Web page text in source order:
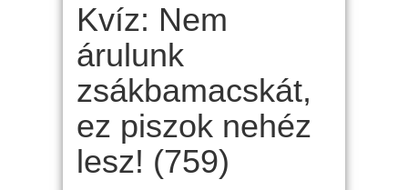
Kvíz: Nem
árulunk
zsákbamacskát,
ez piszok nehéz
lesz! (759)